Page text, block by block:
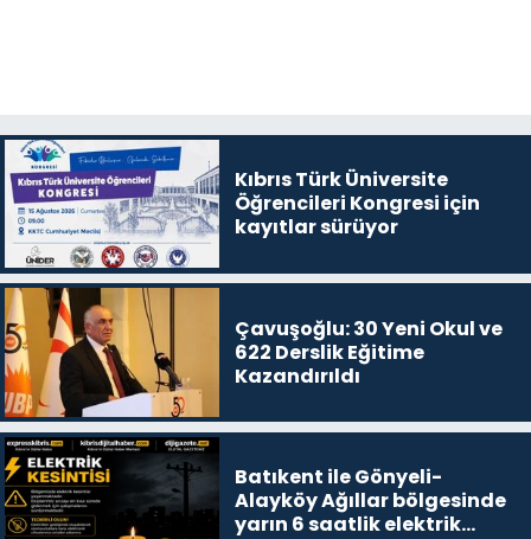
Kıbrıs Türk Üniversite
Öğrencileri Kongresi için
kayıtlar sürüyor
Çavuşoğlu: 30 Yeni Okul ve
622 Derslik Eğitime
Kazandırıldı
Batıkent ile Gönyeli-
Alayköy Ağıllar bölgesinde
yarın 6 saatlik elektrik